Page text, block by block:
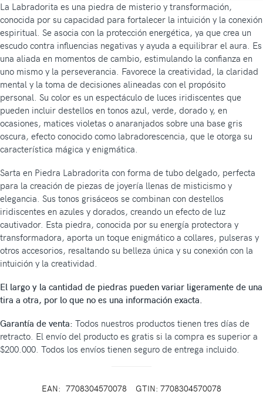
La Labradorita es una piedra de misterio y transformación,
conocida por su capacidad para fortalecer la intuición y la conexión
espiritual. Se asocia con la protección energética, ya que crea un
escudo contra influencias negativas y ayuda a equilibrar el aura. Es
una aliada en momentos de cambio, estimulando la confianza en
uno mismo y la perseverancia. Favorece la creatividad, la claridad
mental y la toma de decisiones alineadas con el propósito
personal. Su color es un espectáculo de luces iridiscentes que
pueden incluir destellos en tonos azul, verde, dorado y, en
ocasiones, matices violetas o anaranjados sobre una base gris
oscura, efecto conocido como labradorescencia, que le otorga su
característica mágica y enigmática.
Sarta en Piedra Labradorita con forma de tubo delgado, perfecta
para la creación de piezas de joyería llenas de misticismo y
elegancia. Sus tonos grisáceos se combinan con destellos
iridiscentes en azules y dorados, creando un efecto de luz
cautivador. Esta piedra, conocida por su energía protectora y
transformadora, aporta un toque enigmático a collares, pulseras y
otros accesorios, resaltando su belleza única y su conexión con la
intuición y la creatividad.
El largo y la cantidad de piedras pueden variar ligeramente de una
tira a otra, por lo que no es una información exacta.
Garantía de venta: Todos nuestros productos tienen tres días de
retracto. El envío del producto es gratis si la compra es superior a
$200.000. Todos los envíos tienen seguro de entrega incluido.
EAN: 7708304570078
GTIN: 7708304570078